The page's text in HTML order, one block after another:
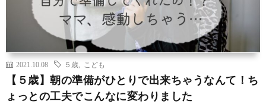
2021.10.08 ５歳 こども
【５歳】朝の準備がひとりで出来ちゃうなんて！ち
ょっとの工夫でこんなに変わりました